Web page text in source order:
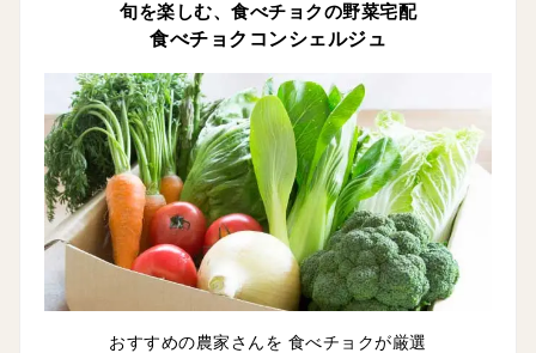
旬を楽しむ、食べチョクの野菜宅配
食べチョクコンシェルジュ
おすすめの農家さんを 食べチョクが厳選